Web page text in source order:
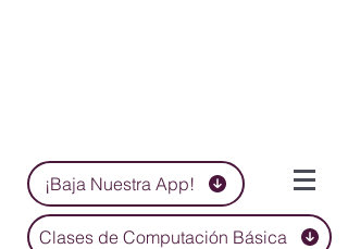
¡Baja Nuestra App!
Clases de Computación Básica